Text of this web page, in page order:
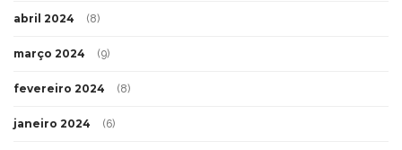
abril 2024 (8)
março 2024 (9)
fevereiro 2024 (8)
janeiro 2024 (6)